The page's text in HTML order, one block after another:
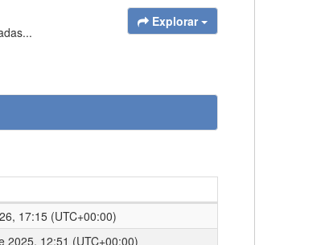
Explorar
17:15 (UTC+00:00)
2025, 12:51 (UTC+00:00)